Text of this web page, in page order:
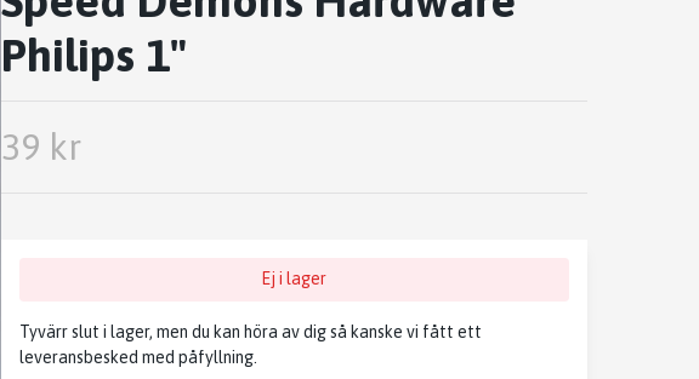
Philips 1"
39 kr
Ej i lager
Tyvärr slut i lager, men du kan höra av dig så kanske vi fått ett
leveransbesked med påfyllning.